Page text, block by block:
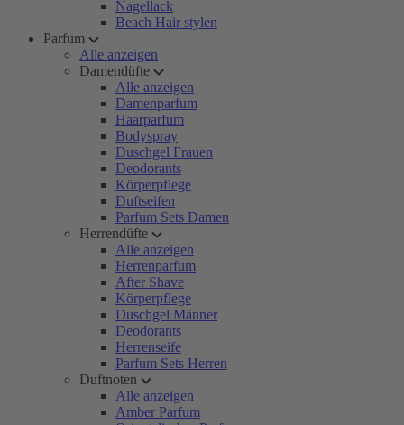
Nagellack
Beach Hair stylen
Parfum
Alle anzeigen
Damendüfte
Alle anzeigen
Damenparfum
Haarparfum
Bodyspray
Duschgel Frauen
Deodorants
Körperpflege
Duftseifen
Parfum Sets Damen
Herrendüfte
Alle anzeigen
Herrenparfum
After Shave
Körperpflege
Duschgel Männer
Deodorants
Herrenseife
Parfum Sets Herren
Duftnoten
Alle anzeigen
Amber Parfum